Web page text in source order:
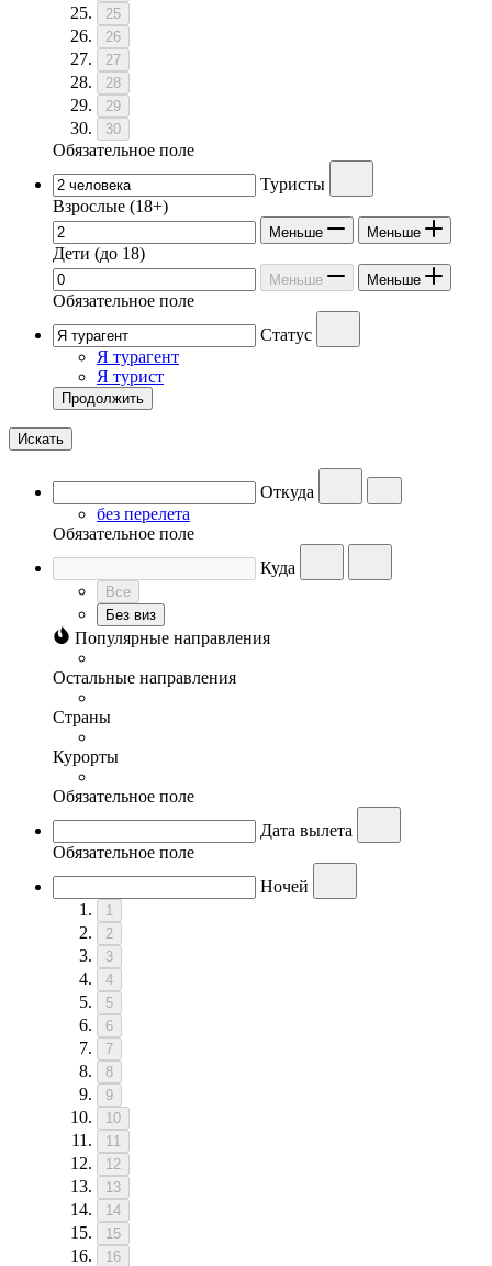
25
26
27
28
29
30
Обязательное поле
Туристы
Взрослые (18+)
Меньше Меньше
Дети (до 18)
Меньше Меньше
Обязательное поле
Статус
Я турагент
Я турист
Продолжить
Искать
Откуда
без перелета
Обязательное поле
Куда
Все
Без виз
Популярные направления
Остальные направления
Страны
Курорты
Обязательное поле
Дата вылета
Обязательное поле
Ночей
1
2
3
4
5
6
7
8
9
10
11
12
13
14
15
16